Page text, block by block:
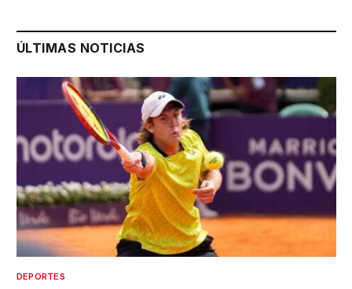
ÚLTIMAS NOTICIAS
DEPORTES